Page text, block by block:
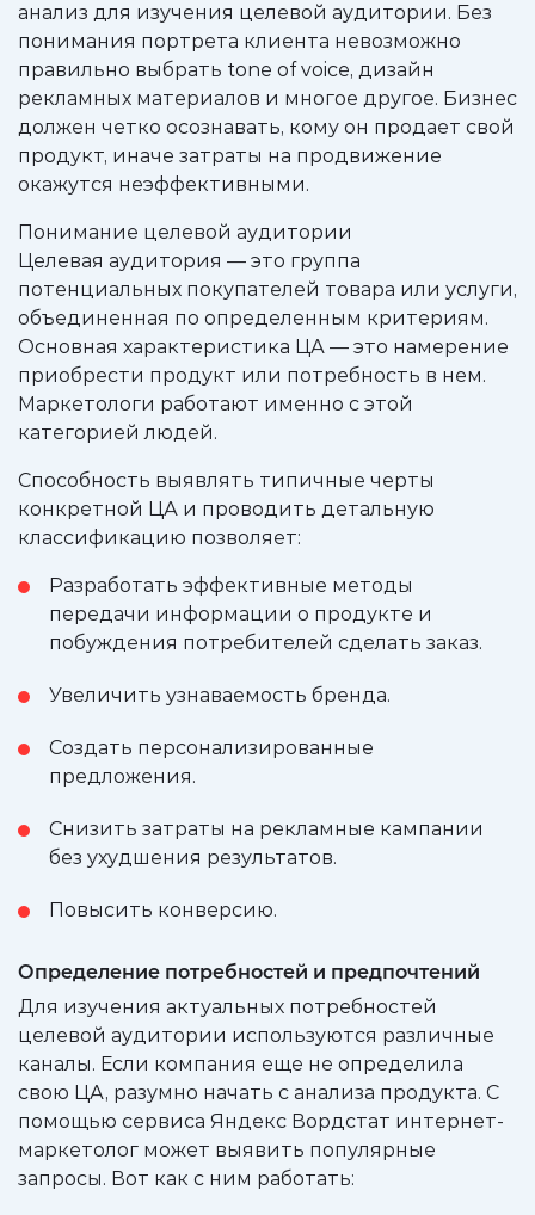
анализ для изучения целевой аудитории. Без
понимания портрета клиента невозможно
правильно выбрать tone of voice, дизайн
рекламных материалов и многое другое. Бизнес
должен четко осознавать, кому он продает свой
продукт, иначе затраты на продвижение
окажутся неэффективными.
Понимание целевой аудитории
Целевая аудитория — это группа
потенциальных покупателей товара или услуги,
объединенная по определенным критериям.
Основная характеристика ЦА — это намерение
приобрести продукт или потребность в нем.
Маркетологи работают именно с этой
категорией людей.
Способность выявлять типичные черты
конкретной ЦА и проводить детальную
классификацию позволяет:
Разработать эффективные методы
передачи информации о продукте и
побуждения потребителей сделать заказ.
Увеличить узнаваемость бренда.
Создать персонализированные
предложения.
Снизить затраты на рекламные кампании
без ухудшения результатов.
Повысить конверсию.
Определение потребностей и предпочтений
Для изучения актуальных потребностей
целевой аудитории используются различные
каналы. Если компания еще не определила
свою ЦА, разумно начать с анализа продукта. С
помощью сервиса Яндекс Вордстат интернет-
маркетолог может выявить популярные
запросы. Вот как с ним работать: